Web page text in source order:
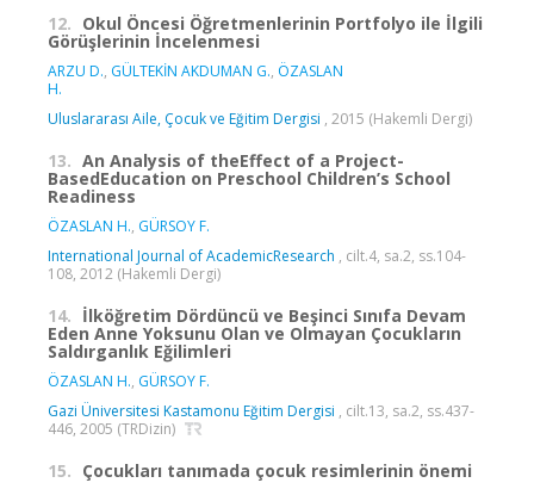
12. Okul Öncesi Öğretmenlerinin Portfolyo ile İlgili
Görüşlerinin İncelenmesi
ARZU D., GÜLTEKİN AKDUMAN G., ÖZASLAN
H.
Uluslararası Aile, Çocuk ve Eğitim Dergisi , 2015 (Hakemli Dergi)
13. An Analysis of theEffect of a Project-
BasedEducation on Preschool Children’s School
Readiness
ÖZASLAN H., GÜRSOY F.
International Journal of AcademicResearch , cilt.4, sa.2, ss.104-
108, 2012 (Hakemli Dergi)
14. İlköğretim Dördüncü ve Beşinci Sınıfa Devam
Eden Anne Yoksunu Olan ve Olmayan Çocukların
Saldırganlık Eğilimleri
ÖZASLAN H., GÜRSOY F.
Gazi Üniversitesi Kastamonu Eğitim Dergisi , cilt.13, sa.2, ss.437-
446, 2005 (TRDizin)
15. Çocukları tanımada çocuk resimlerinin önemi